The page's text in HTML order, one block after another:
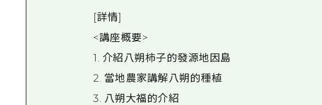
[詳情]
<講座概要>
1. 介紹八朔柿子的發源地因島
2. 當地農家講解八朔的種植
3. 八朔大福的介紹